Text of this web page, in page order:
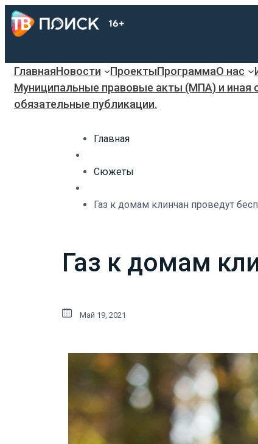
ГлавнаяНовости ПроектыПрограммаО нас
Муниципальные правовые акты (МПА) и иная
обязательные публикации.
Главная
Сюжеты
Газ к домам клинчан проведут
Газ к домам
Май 19, 2021